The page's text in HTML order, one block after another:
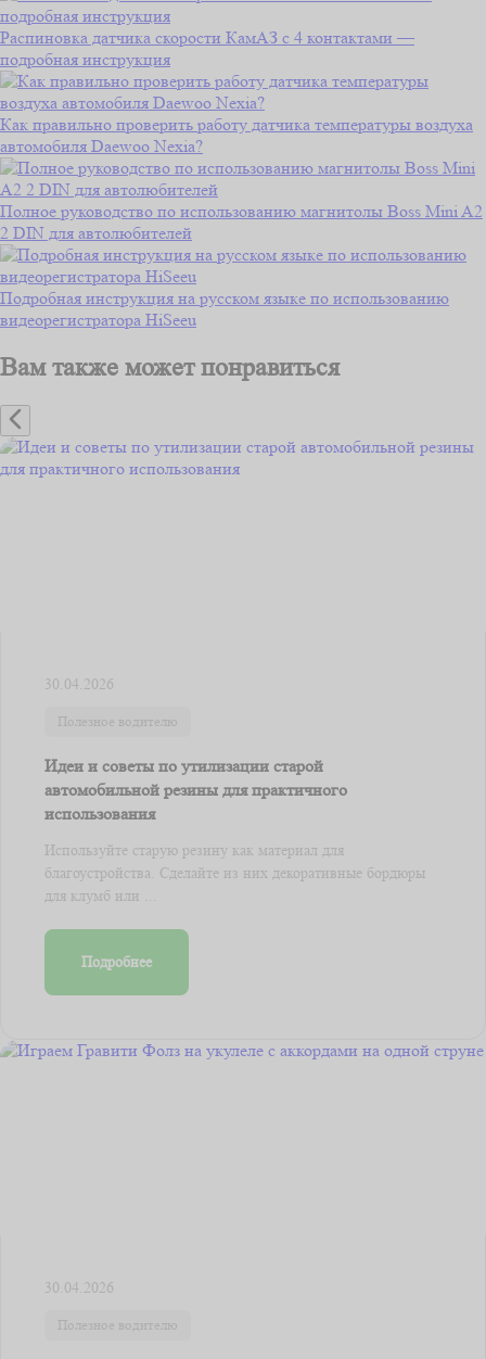
Распиновка датчика скорости КамАЗ с 4 контактами —
подробная инструкция
Как правильно проверить работу датчика температуры воздуха
автомобиля Daewoo Nexia?
Полное руководство по использованию магнитолы Boss Mini A2
2 DIN для автолюбителей
Подробная инструкция на русском языке по использованию
видеорегистратора HiSeeu
Вам также может понравиться
30.04.2026
Полезное водителю
Идеи и советы по утилизации старой
автомобильной резины для практичного
использования
Используйте старую резину как материал для
благоустройства. Сделайте из них декоративные бордюры
для клумб или ...
Подробнее
30.04.2026
Полезное водителю